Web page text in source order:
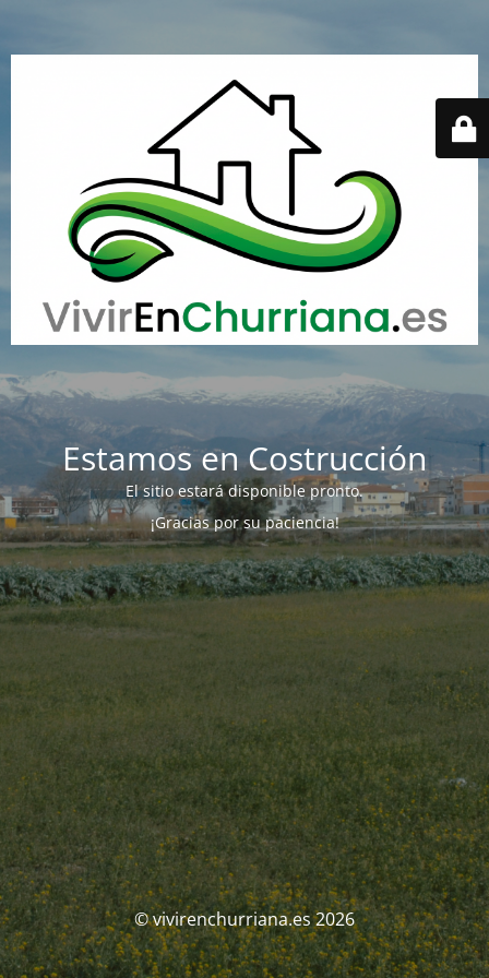
Estamos en Costrucción
El sitio estará disponible pronto.
¡Gracias por su paciencia!
© vivirenchurriana.es 2026